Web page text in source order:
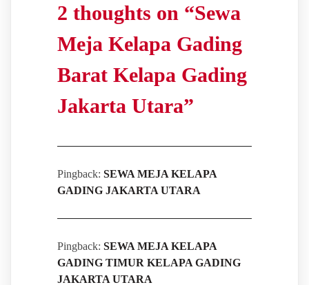
2 thoughts on “Sewa
Meja Kelapa Gading
Barat Kelapa Gading
Jakarta Utara”
Pingback: SEWA MEJA KELAPA
GADING JAKARTA UTARA
Pingback: SEWA MEJA KELAPA
GADING TIMUR KELAPA GADING
JAKARTA UTARA